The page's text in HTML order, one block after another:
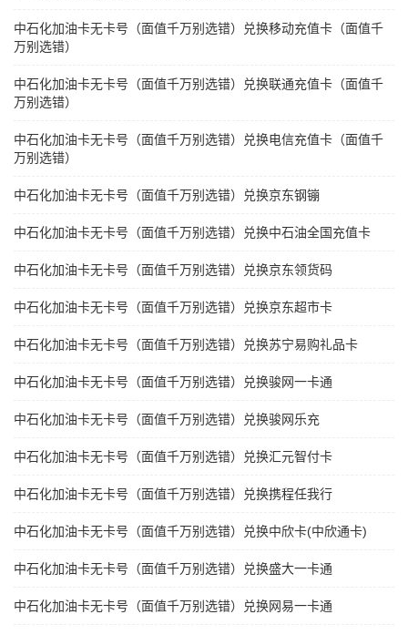
中石化加油卡无卡号（面值千万别选错）兑换移动充值卡（面值千
万别选错）
中石化加油卡无卡号（面值千万别选错）兑换联通充值卡（面值千
万别选错）
中石化加油卡无卡号（面值千万别选错）兑换电信充值卡（面值千
万别选错）
中石化加油卡无卡号（面值千万别选错）兑换京东钢镚
中石化加油卡无卡号（面值千万别选错）兑换中石油全国充值卡
中石化加油卡无卡号（面值千万别选错）兑换京东领货码
中石化加油卡无卡号（面值千万别选错）兑换京东超市卡
中石化加油卡无卡号（面值千万别选错）兑换苏宁易购礼品卡
中石化加油卡无卡号（面值千万别选错）兑换骏网一卡通
中石化加油卡无卡号（面值千万别选错）兑换骏网乐充
中石化加油卡无卡号（面值千万别选错）兑换汇元智付卡
中石化加油卡无卡号（面值千万别选错）兑换携程任我行
中石化加油卡无卡号（面值千万别选错）兑换中欣卡(中欣通卡)
中石化加油卡无卡号（面值千万别选错）兑换盛大一卡通
中石化加油卡无卡号（面值千万别选错）兑换网易一卡通